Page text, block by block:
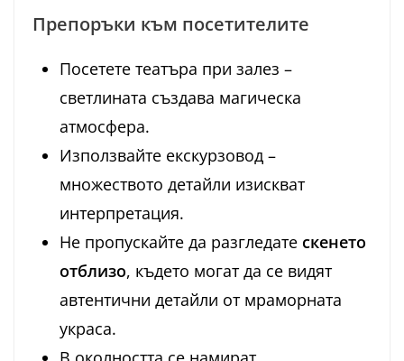
Препоръки към посетителите
Посетете театъра при залез –
светлината създава магическа
атмосфера.
Използвайте екскурзовод –
множеството детайли изискват
интерпретация.
Не пропускайте да разгледате скенето
отблизо, където могат да се видят
автентични детайли от мраморната
украса.